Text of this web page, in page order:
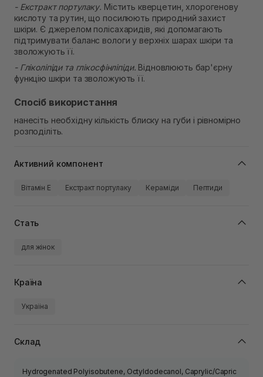
- Екстракт портулаку. Містить кверцетин, хлорогенову
кислоту та рутин, що посилюють природний захист
шкіри. Є джерелом полісахаридів, які допомагають
підтримувати баланс вологи у верхніх шарах шкіри та
зволожують її.
- Гліколіпіди та глікосфінліпіди. Відновлюють бар'єрну
функцію шкіри та зволожують її.
Спосіб використання
нанесіть необхідну кількість блиску на губи і рівномірно
розподіліть.
Активний компонент
Вітамін Е Екстракт портулаку Кераміди Пептиди
Стать
для жінок
Країна
Україна
Склад
Hydrogenated Polyisobutene, Octyldodecanol, Caprylic/Capric